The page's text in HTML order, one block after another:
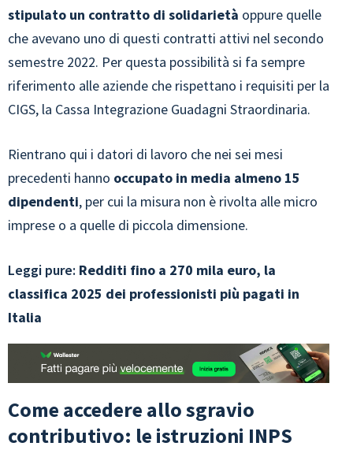
stipulato un contratto di solidarietà oppure quelle
che avevano uno di questi contratti attivi nel secondo
semestre 2022. Per questa possibilità si fa sempre
riferimento alle aziende che rispettano i requisiti per la
CIGS, la Cassa Integrazione Guadagni Straordinaria.
Rientrano qui i datori di lavoro che nei sei mesi
precedenti hanno occupato in media almeno 15
dipendenti, per cui la misura non è rivolta alle micro
imprese o a quelle di piccola dimensione.
Leggi pure: Redditi fino a 270 mila euro, la
classifica 2025 dei professionisti più pagati in
Italia
Come accedere allo sgravio
contributivo: le istruzioni INPS